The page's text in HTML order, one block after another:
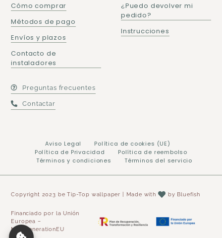
Cómo comprar
Métodos de pago
Envíos y plazos
Contacto de
instaladores
¿Puedo devolver mi
pedido?
Instrucciones
Preguntas frecuentes
Contactar
Aviso Legal
Política de cookies (UE)
Política de Privacidad
Política de reembolso
Términos y condiciones
Términos del servicio
Copyright 2023 be Tip-Top wallpaper | Made with by Bluefish
Financiado por la Unión
Europea –
NextGenerationEU